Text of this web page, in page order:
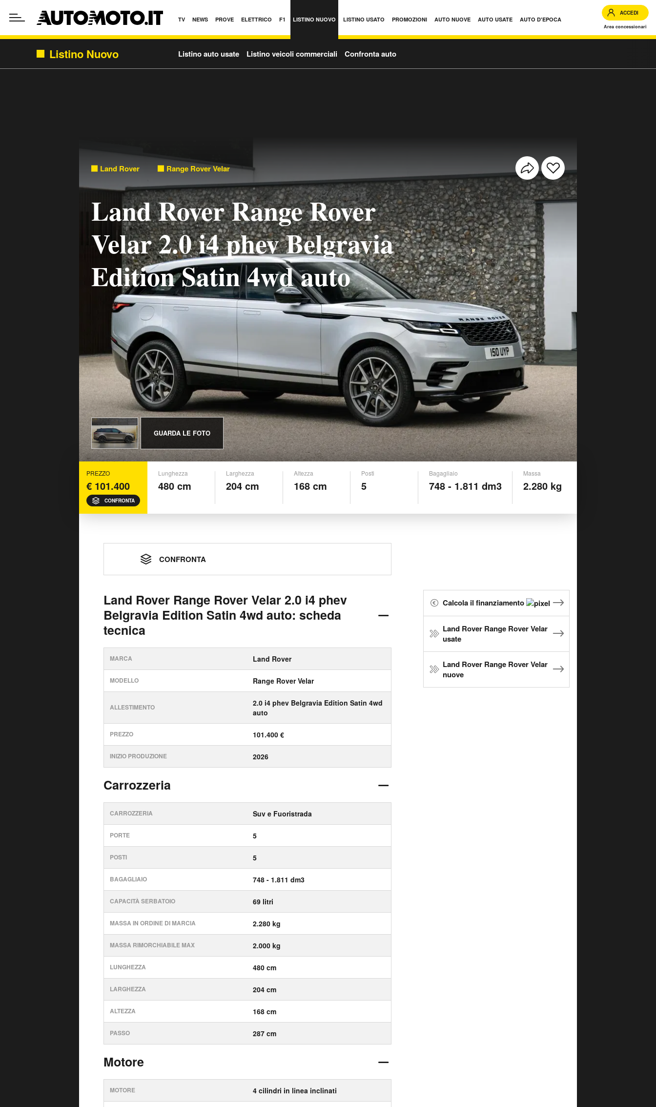
TV NEWS PROVE ELETTRICO F1 LISTINO NUOVO LISTINO USATO PROMOZIONI AUTO NUOVE AUTO USATE AUTO D'EPOCA
ACCEDI
Area concessionari
Listino Nuovo Listino auto usate Listino veicoli commerciali Confronta auto
Land Rover Range Rover Velar
Land Rover Range Rover
Velar 2.0 i4 phev Belgravia
Edition Satin 4wd auto
GUARDA LE FOTO
PREZZO
€ 101.400
CONFRONTA
Lunghezza
480 cm
Larghezza
204 cm
Altezza
168 cm
Posti
5
Bagagliaio
748 - 1.811 dm3
Massa
2.280 kg
CONFRONTA
Land Rover Range Rover Velar 2.0 i4 phev
Belgravia Edition Satin 4wd auto: scheda
tecnica
MARCA Land Rover
MODELLO Range Rover Velar
ALLESTIMENTO
2.0 i4 phev Belgravia Edition Satin 4wd
auto
PREZZO 101.400 €
INIZIO PRODUZIONE 2026
Carrozzeria
CARROZZERIA Suv e Fuoristrada
PORTE 5
POSTI 5
BAGAGLIAIO 748 - 1.811 dm3
CAPACITÀ SERBATOIO 69 litri
MASSA IN ORDINE DI MARCIA 2.280 kg
MASSA RIMORCHIABILE MAX 2.000 kg
LUNGHEZZA 480 cm
LARGHEZZA 204 cm
ALTEZZA 168 cm
PASSO 287 cm
Motore
MOTORE 4 cilindri in linea inclinati
Calcola il finanziamento
Land Rover Range Rover Velar
usate
Land Rover Range Rover Velar
nuove